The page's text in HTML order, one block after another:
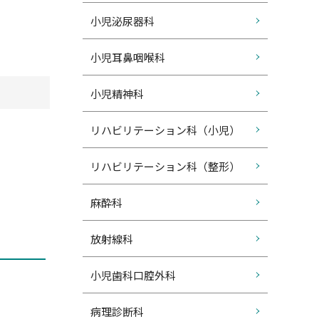
小児泌尿器科
小児耳鼻咽喉科
小児精神科
リハビリテーション科（小児）
リハビリテーション科（整形）
麻酔科
放射線科
小児歯科口腔外科
病理診断科